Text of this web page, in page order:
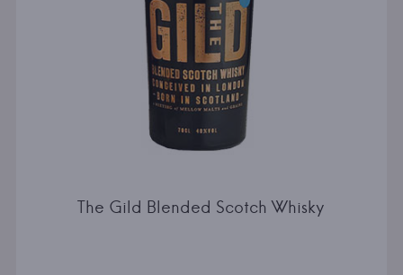
The Gild Blended Scotch Whisky